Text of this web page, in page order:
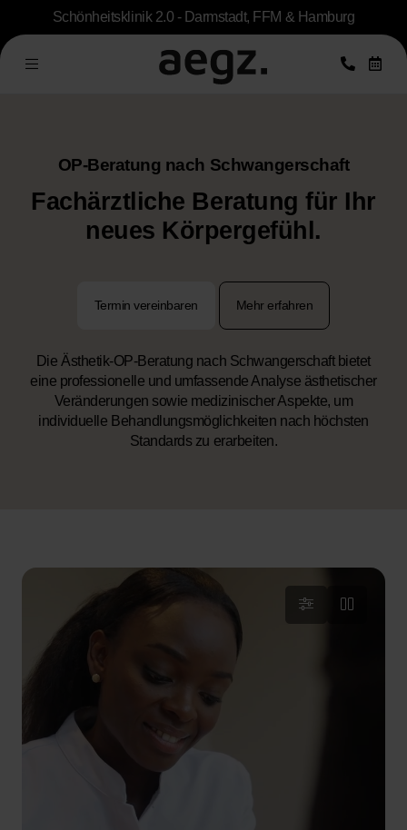
Schönheitsklinik 2.0 - Darmstadt, FFM & Hamburg
OP-Beratung nach Schwangerschaft
Fachärztliche Beratung für Ihr
neues Körpergefühl.
Termin vereinbaren Mehr erfahren
Die Ästhetik-OP-Beratung nach Schwangerschaft bietet
eine professionelle und umfassende Analyse ästhetischer
Veränderungen sowie medizinischer Aspekte, um
individuelle Behandlungsmöglichkeiten nach höchsten
Standards zu erarbeiten.